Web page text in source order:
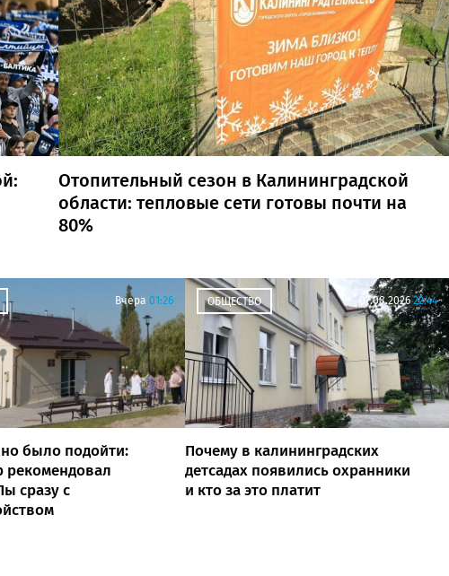
Отопительный сезон в Калининградской
области: тепловые сети готовы почти на
80%
Вчера 01:26
было подойти:
рекомендовал
сразу с
ОБЩЕСТВО 07.08.2026 22:44
Почему в калининградских
детсадах появились охранники
и кто за это платит